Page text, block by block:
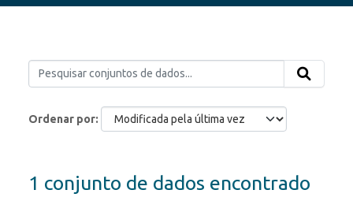
Ordenar por
1 conjunto de dados encontrado